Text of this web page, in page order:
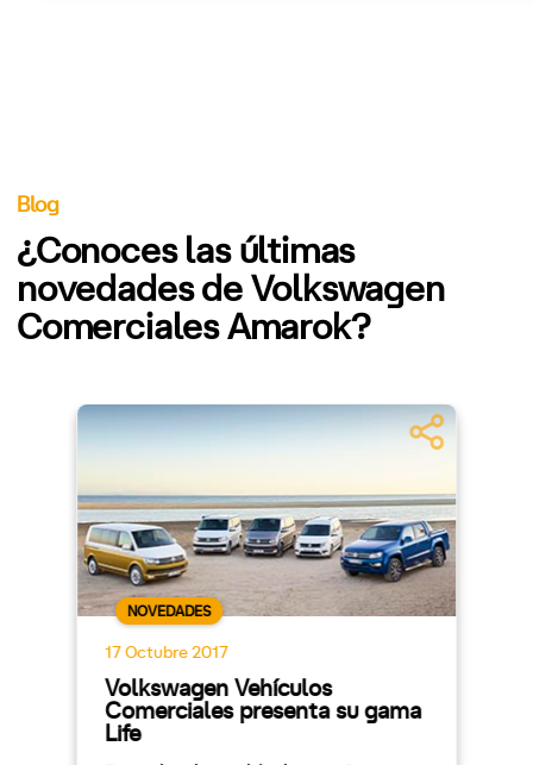
Blog
¿Conoces las últimas
novedades de Volkswagen
Comerciales Amarok?
NOVEDADES
17 Octubre 2017
Volkswagen Vehículos
Comerciales presenta su gama
Life